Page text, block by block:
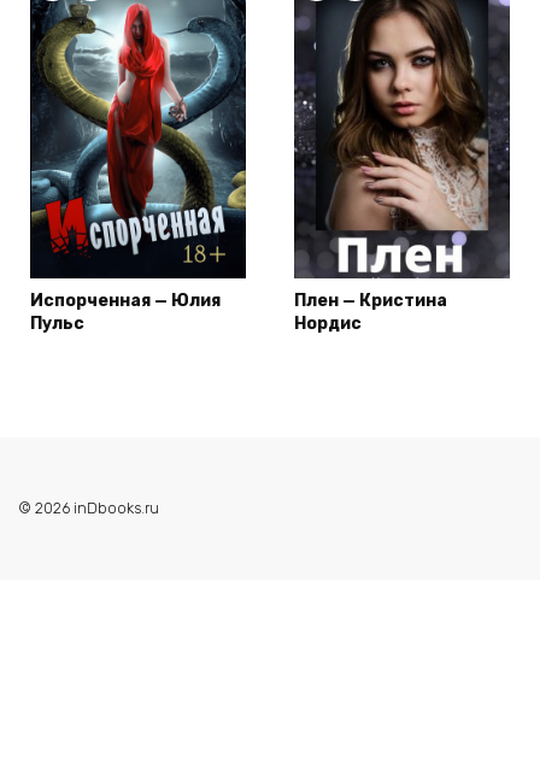
Испорченная — Юлия
Пульс
Плен — Кристина
Нордис
© 2026 inDbooks.ru